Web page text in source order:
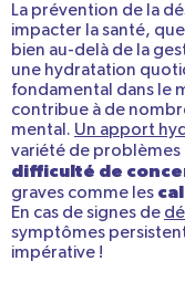
La prévention de la
impacter la santé,
bien au-delà de la
une hydratation
fondamental dans le
contribue à de
mental. Un apport
variété de problèmes
difficulté de
graves comme les
En cas de signes de
symptômes
impérative !